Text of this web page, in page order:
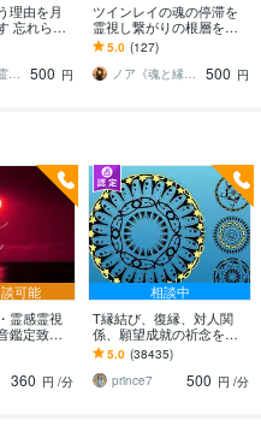
理由を月
忘れられ
ント期
します
零夜｜月影霊視師
500 円
ツインレイの魂の停滞を
霊視し繋がりの根層を視
ます 離れられない理由を
明らかにし、魂が本来進
むべき道を照らす。
5.0 (127)
ノア《魂と縁の専門家》
500 円
可能
霊感霊視
鑑定致し
言葉をそ
ます。
360 円 /分
相談中
T縁結び、復縁、対人関
係、願望成就の祈念を承
ります 対象者の思いと状
況、対象者との対話、祈
念
5.0 (38435)
prince7
500 円 /分